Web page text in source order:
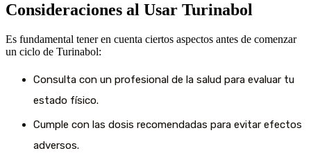
Consideraciones al Usar Turinabol
Es fundamental tener en cuenta ciertos aspectos antes de comenzar
un ciclo de Turinabol:
Consulta con un profesional de la salud para evaluar tu
estado físico.
Cumple con las dosis recomendadas para evitar efectos
adversos.